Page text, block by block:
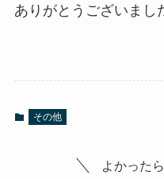
ありがとうございまし
その他
よかった